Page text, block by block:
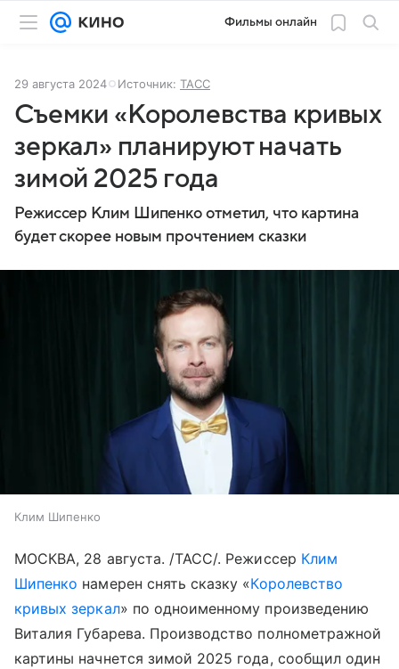
Фильмы онлайн
29 августа 2024 Источник: ТАСС
Съемки «Королевства кривых
зеркал» планируют начать
зимой 2025 года
Режиссер Клим Шипенко отметил, что картина
будет скорее новым прочтением сказки
Клим Шипенко
МОСКВА, 28 августа. /ТАСС/. Режиссер Клим
Шипенко намерен снять сказку «Королевство
кривых зеркал» по одноименному произведению
Виталия Губарева. Производство полнометражной
картины начнется зимой 2025 года, сообщил один